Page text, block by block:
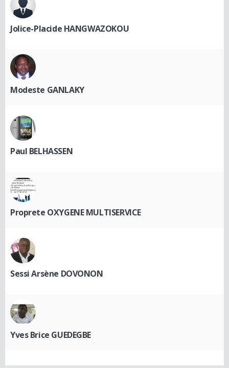
Jolice-Placide HANGWAZOKOU
Modeste GANLAKY
Paul BELHASSEN
Proprete OXYGENE MULTISERVICE
Sessi Arsène DOVONON
Yves Brice GUEDEGBE